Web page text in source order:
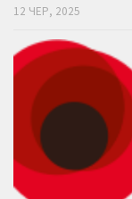
12 ЧЕР, 2025